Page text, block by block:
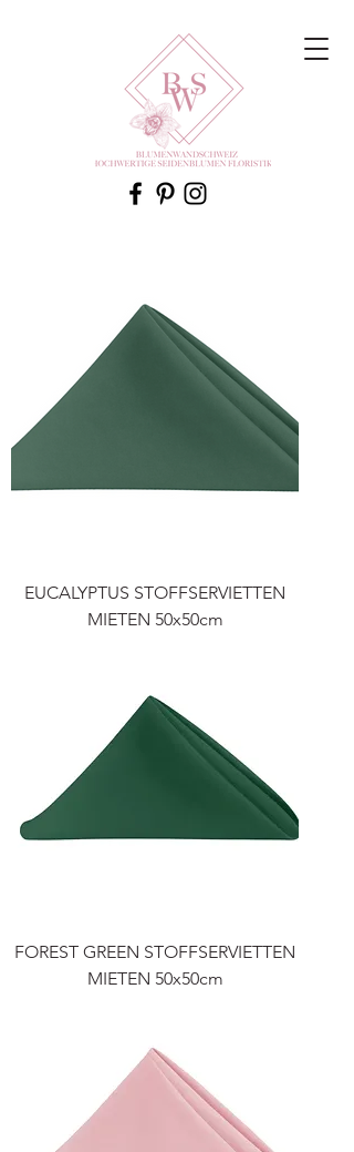
EUCALYPTUS STOFFSERVIETTEN
MIETEN 50x50cm
FOREST GREEN STOFFSERVIETTEN
MIETEN 50x50cm